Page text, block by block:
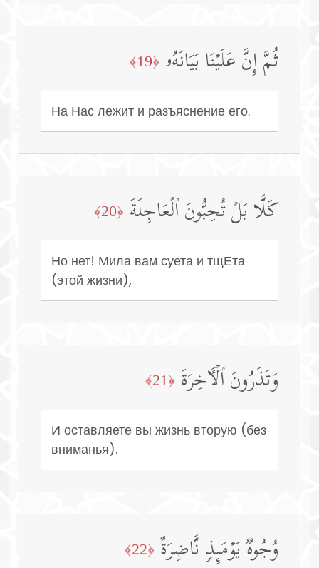
ثُمَّ إِنَّ عَلَیۡنَا بَیَانَهُۥ ﴿19﴾
На Нас лежит и разъяснение его.
كَلَّا بَلۡ تُحِبُّونَ ٱلۡعَاجِلَةَ ﴿20﴾
Но нет! Мила вам суета и тщЕта
(этой жизни),
وَتَذَرُونَ ٱلۡـَٔاخِرَةَ ﴿21﴾
И оставляете вы жизнь вторую (без
вниманья).
وُجُوهࣱ یَوۡمَىِٕذࣲ نَّاضِرَةٌ ﴿22﴾